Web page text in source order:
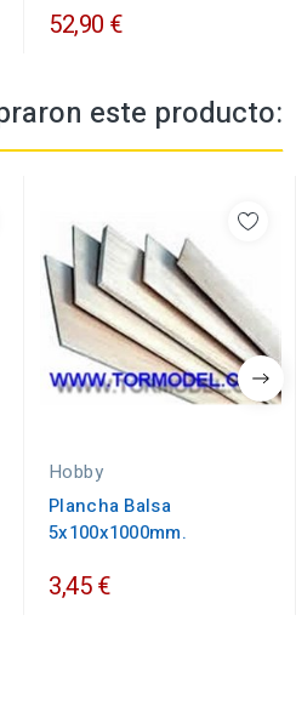
52,90 €
este producto:
Hobby
Plancha Balsa
5x100x1000mm.
3,45 €